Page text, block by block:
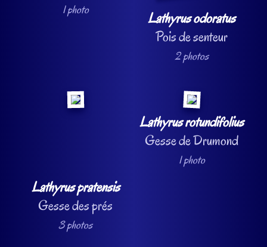
1 photo
Lathyrus odoratus
Pois de senteur
2 photos
Lathyrus pratensis
Gesse des prés
3 photos
Lathyrus rotundifolius
Gesse de Drumond
1 photo